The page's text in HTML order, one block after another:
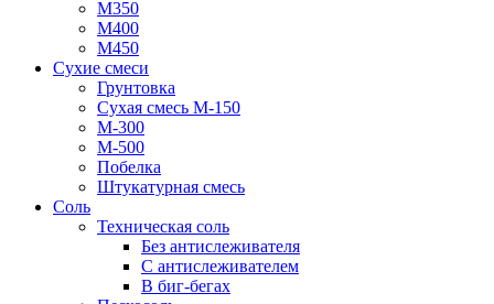
М350
М400
М450
Сухие смеси
Грунтовка
Сухая смесь М-150
М-300
М-500
Побелка
Штукатурная смесь
Соль
Техническая соль
Без антислеживателя
С антислеживателем
В биг-бегах